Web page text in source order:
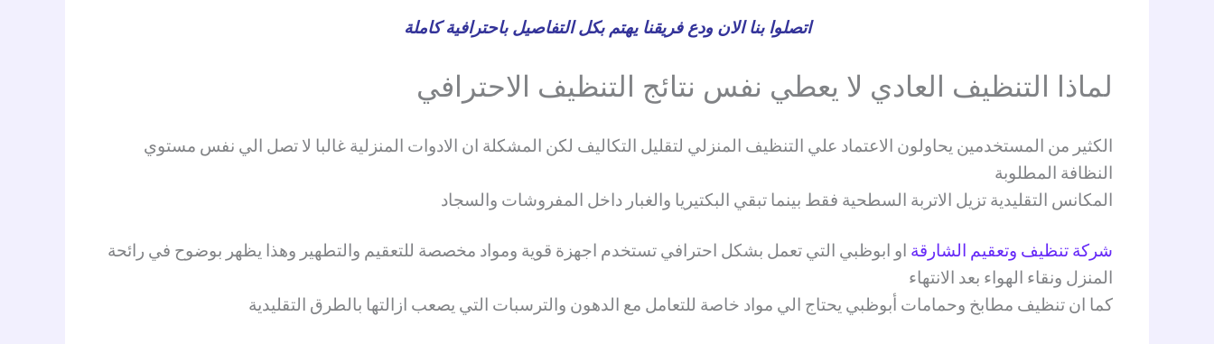
اتصلوا بنا الان ودع فريقنا يهتم بكل التفاصيل باحترافية كاملة
لماذا التنظيف العادي لا يعطي نفس نتائج التنظيف الاحترافي
الكثير من المستخدمين يحاولون الاعتماد علي التنظيف المنزلي لتقليل التكاليف لكن المشكلة ان الادوات المنزلية غالبا لا تصل الي نفس مستوي
النظافة المطلوبة
المكانس التقليدية تزيل الاتربة السطحية فقط بينما تبقي البكتيريا والغبار داخل المفروشات والسجاد
شركة تنظيف وتعقيم الشارقة او ابوظبي التي تعمل بشكل احترافي تستخدم اجهزة قوية ومواد مخصصة للتعقيم والتطهير وهذا يظهر بوضوح في رائحة
المنزل ونقاء الهواء بعد الانتهاء
كما ان تنظيف مطابخ وحمامات أبوظبي يحتاج الي مواد خاصة للتعامل مع الدهون والترسبات التي يصعب ازالتها بالطرق التقليدية